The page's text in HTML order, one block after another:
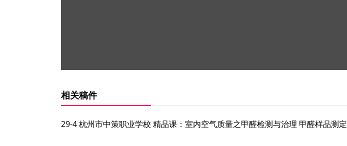
相关稿件
29-4 杭州市中策职业学校 精品课：室内空气质量之甲醛检测与治理 甲醛样品测定